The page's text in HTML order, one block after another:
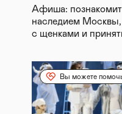
Афиша:
наследием Москвы,
с щенками и
Вы можете